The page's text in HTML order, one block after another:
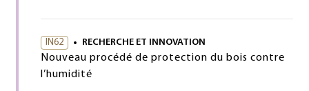
IN62 RECHERCHE ET INNOVATION
Nouveau procédé de protection du bois contre
l’humidité